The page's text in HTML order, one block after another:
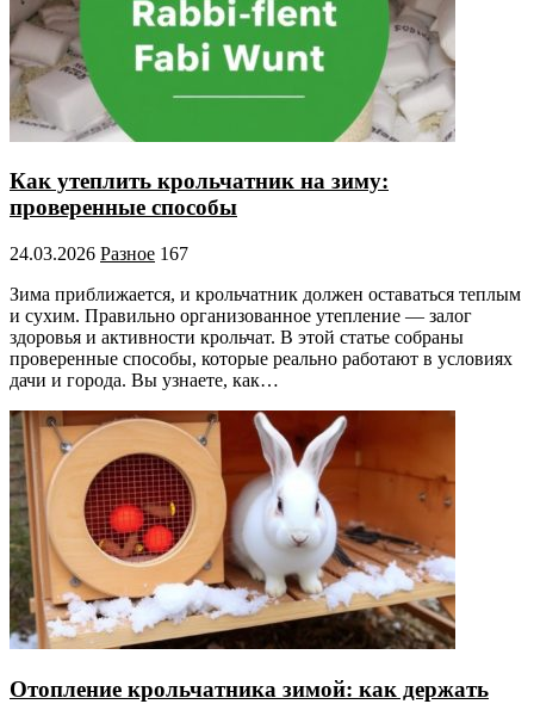
Как утеплить крольчатник на зиму:
проверенные способы
24.03.2026 Разное 167
Зима приближается, и крольчатник должен оставаться теплым
и сухим. Правильно организованное утепление — залог
здоровья и активности крольчат. В этой статье собраны
проверенные способы, которые реально работают в условиях
дачи и города. Вы узнаете, как…
Отопление крольчатника зимой: как держать